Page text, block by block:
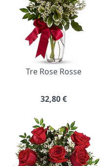
Tre Rose Rosse
32,80€